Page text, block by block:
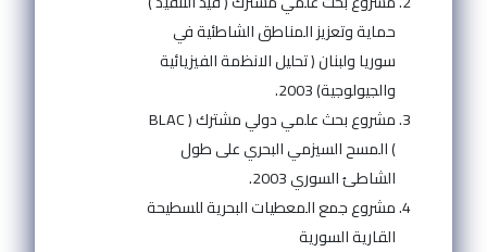
حماية وتعزيز المناطق الشاطئية في
سوريا ولبنان ( تحليل الانظمة الفيزيائية
والجيولوجية) 2003.
مشروع بحث علمي دولي مشترك ( BLAC
) المسح السيزمي البحري على طول
الشاطئ السوري 2003.
مشروع جمع المعطيات البحرية للسطيحة
القارية السورية